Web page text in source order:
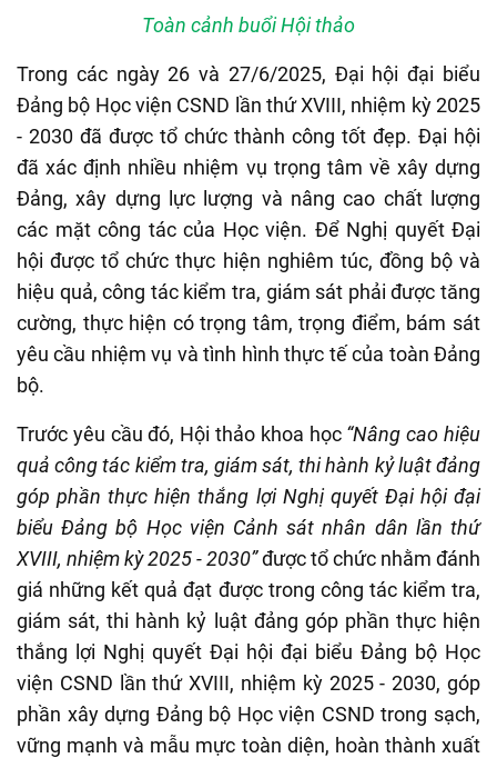
Toàn cảnh buổi Hội thảo
Trong các ngày 26 và 27/6/2025, Đại hội đại biểu
Đảng bộ Học viện CSND lần thứ XVIII, nhiệm kỳ 2025
- 2030 đã được tổ chức thành công tốt đẹp. Đại hội
đã xác định nhiều nhiệm vụ trọng tâm về xây dựng
Đảng, xây dựng lực lượng và nâng cao chất lượng
các mặt công tác của Học viện. Để Nghị quyết Đại
hội được tổ chức thực hiện nghiêm túc, đồng bộ và
hiệu quả, công tác kiểm tra, giám sát phải được tăng
cường, thực hiện có trọng tâm, trọng điểm, bám sát
yêu cầu nhiệm vụ và tình hình thực tế của toàn Đảng
bộ.
Trước yêu cầu đó, Hội thảo khoa học “Nâng cao hiệu
quả công tác kiểm tra, giám sát, thi hành kỷ luật đảng
góp phần thực hiện thắng lợi Nghị quyết Đại hội đại
biểu Đảng bộ Học viện Cảnh sát nhân dân lần thứ
XVIII, nhiệm kỳ 2025 - 2030”được tổ chức nhằm đánh
giá những kết quả đạt được trong công tác kiểm tra,
giám sát, thi hành kỷ luật đảng góp phần thực hiện
thắng lợi Nghị quyết Đại hội đại biểu Đảng bộ Học
viện CSND lần thứ XVIII, nhiệm kỳ 2025 - 2030, góp
phần xây dựng Đảng bộ Học viện CSND trong sạch,
vững mạnh và mẫu mực toàn diện, hoàn thành xuất